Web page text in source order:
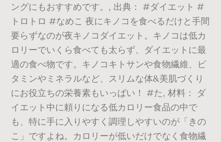
ングにもおすすめです。, 出典： #ダイエット #
トロトロ #なめこ 夜にキノコを食べるだけと手間
要らずなのが夜キノコダイエット。キノコは低カ
ロリーでいくら食べても太らず、ダイエットに最
適の食べ物です。キノコキトサンや食物繊維、ビ
タミンやミネラルなど、スリムな体&美肌づくり
にお役立ちの栄養素もいっぱい！ #た, 材料： ダ
イエット中に頼りになる低カロリー食品の中で
も、特に手に入りやすく調理しやすいのが「きの
こ」ですよね。カロリーが低いだけでなく食物繊